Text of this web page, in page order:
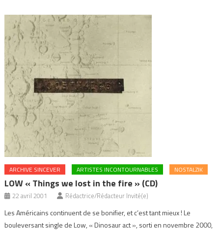
ARCHIVE SINCEVER ARTISTES INCONTOURNABLES NOSTALZIK
LOW « Things we lost in the fire » (CD)
22 avril 2001 Rédactrice/Rédacteur Invité(e)
Les Américains continuent de se bonifier, et c’est tant mieux ! Le
bouleversant single de Low, « Dinosaur act », sorti en novembre 2000,